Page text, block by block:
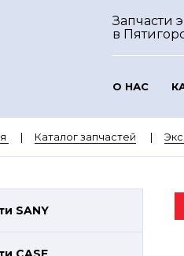
Запчасти
в
О НАС
Каталог запчастей
SANY